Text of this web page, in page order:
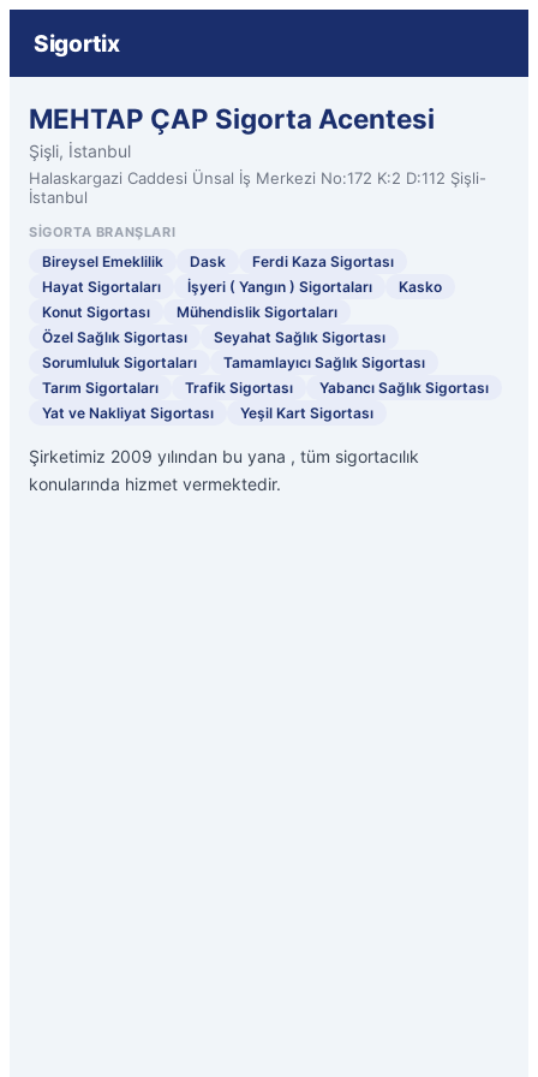
Sigortix
MEHTAP ÇAP Sigorta Acentesi
Şişli, İstanbul
Halaskargazi Caddesi Ünsal İş Merkezi No:172 K:2 D:112 Şişli-
İstanbul
SIGORTA BRANŞLARI
Bireysel Emeklilik Dask
Ferdi Kaza Sigortası
Hayat Sigortaları
İşyeri ( Yangın ) Sigortaları
Kasko
Konut Sigortası
Mühendislik Sigortaları
Özel Sağlık Sigortası
Seyahat Sağlık Sigortası
Sorumluluk Sigortaları
Tamamlayıcı Sağlık Sigortası
Tarım Sigortaları
Trafik Sigortası
Yabancı Sağlık Sigortası
Yat ve Nakliyat Sigortası
Yeşil Kart Sigortası
Şirketimiz 2009 yılından bu yana , tüm sigortacılık
konularında hizmet vermektedir.